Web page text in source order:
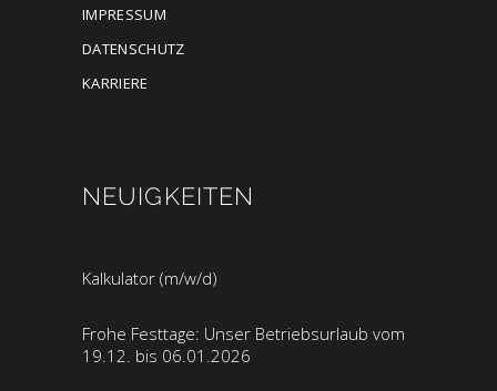
IMPRESSUM
DATENSCHUTZ
KARRIERE
NEUIGKEITEN
Kalkulator (m/w/d)
Frohe Festtage: Unser Betriebsurlaub vom
19.12. bis 06.01.2026